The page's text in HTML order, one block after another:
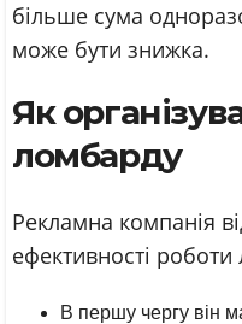
більше сума
може бути знижка.
Як
ломбарду
Рекламна компанія
ефективності
В першу чергу він